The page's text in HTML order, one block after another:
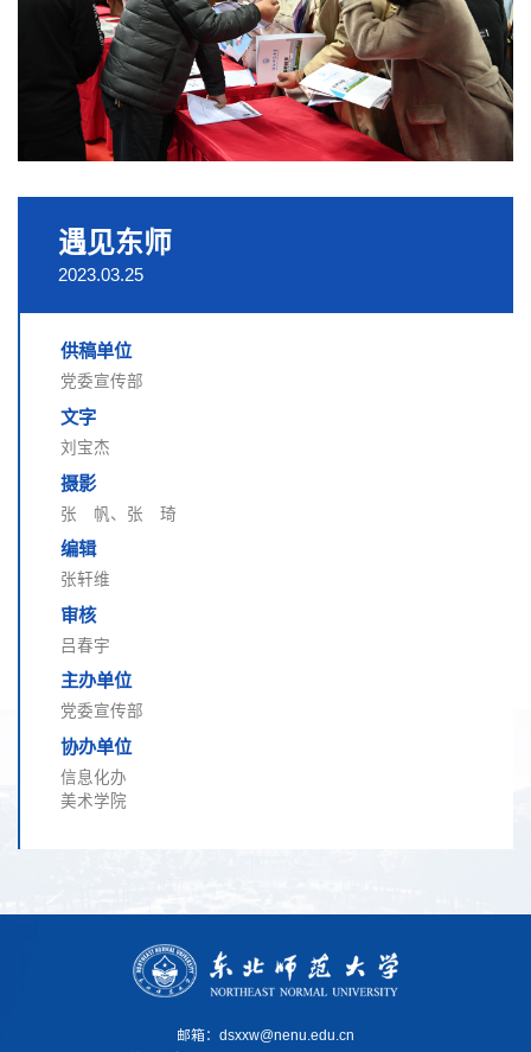
遇见东师
2023.03.25
供稿单位
党委宣传部
文字
刘宝杰
摄影
张 帆、张 琦
编辑
张轩维
审核
吕春宇
主办单位
党委宣传部
协办单位
信息化办
美术学院
邮箱：dsxxw@nenu.edu.cn